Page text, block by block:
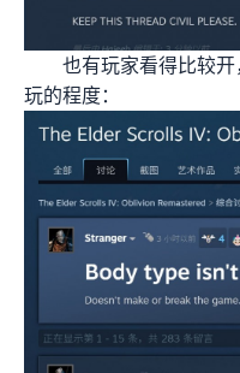
也有玩家看得比较
玩的程度：